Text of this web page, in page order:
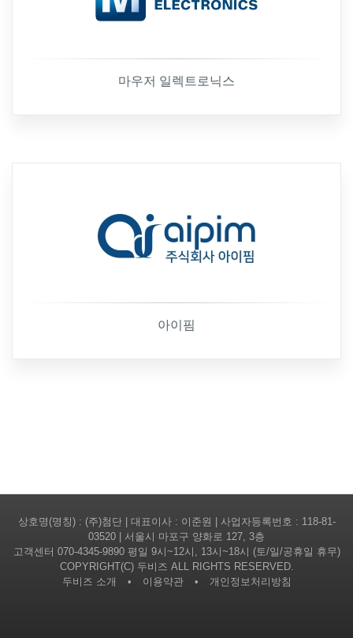
마우저 일렉트로닉스
아이핌
상호명(명칭) : (주)첨단 | 대표이사 : 이준원 | 사업자등록번호 : 118-81-
03520 | 서울시 마포구 양화로 127, 3층
고객센터 070-4345-9890평일 9시~12시, 13시~18시 (토/일/공휴일 휴무)
COPYRIGHT(C) 두비즈 ALL RIGHTS RESERVED.
두비즈 소개
• 이용약관 • 개인정보처리방침